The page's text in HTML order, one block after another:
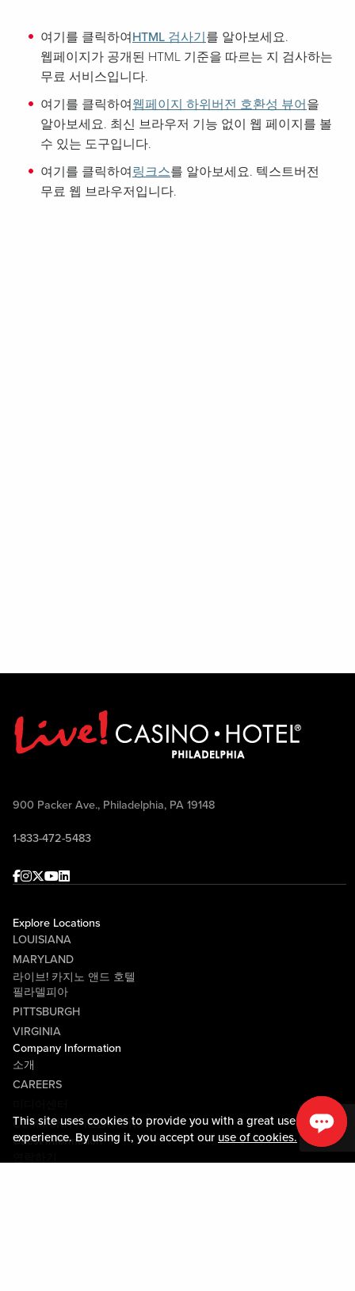
This site uses cookies to provide you with a great user
experience. By using it, you accept our use of cookies.
여기를 클릭하여 HTML 검사기 를 알아보세요.
웹페이지가 공개된 HTML 기준을 따르는 지 검사하는
무료 서비스입니다.
여기를 클릭하여 웹페이지 하위버전 호환성 뷰어 을
알아보세요. 최신 브라우저 기능 없이 웹 페이지를 볼
수 있는 도구입니다.
여기를 클릭하여 링크스를 알아보세요. 텍스트버전
무료 웹 브라우저입니다.
900 Packer Ave., Philadelphia, PA 19148
1-833-472-5483
Facebook
Instagram
Twitter
Youtube
linkedin
Explore Locations
LOUISIANA
MARYLAND
라이브! 카지노 앤드 호텔
필라델피아
PITTSBURGH
VIRGINIA
Company Information
소개
CAREERS
COMMUNITY RELATIONS
Guest Information